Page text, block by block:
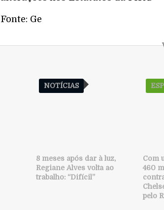
Fonte: Ge
NOTÍCIAS
8 meses após dar à luz,
Regiane Alves volta ao
trabalho: “Difícil”
Com
460
pelo